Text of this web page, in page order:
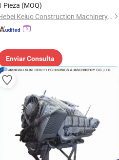
Pieza (MOQ)
Hebei Keluo Construction Machinery Co., Ltd.
Enviar Consulta